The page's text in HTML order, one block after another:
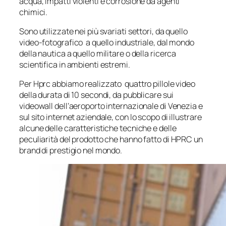
chimici.
Sono utilizzate nei più svariati settori, da quello
video-fotografico a quello industriale, dal mondo
della nautica a quello militare o della ricerca
scientifica in ambienti estremi.
Per Hprc abbiamo realizzato quattro pillole video
della durata di 10 secondi, da pubblicare sui
videowall dell’aeroporto internazionale di Venezia e
sul sito internet aziendale, con lo scopo di illustrare
alcune delle caratteristiche tecniche e delle
peculiarità del prodotto che hanno fatto di HPRC un
brand di prestigio nel mondo.